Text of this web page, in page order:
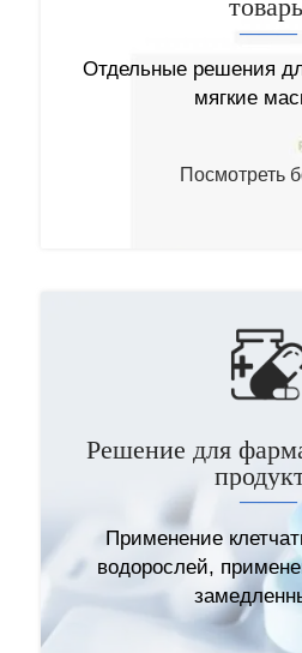
———
Отдельные решения
мягкие
Посмотреть
Решение для
———
Применение
водорослей,
Альгинат кальция
0) представляет собой
...
Посмотреть
Альгинат
(C6 H7 O6
———
Альгинат аммония
соль одновалентного
Посмотреть